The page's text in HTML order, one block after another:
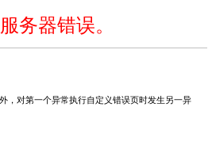
务器错误。
，对第一个异常执行自定义错误页时发生另一异